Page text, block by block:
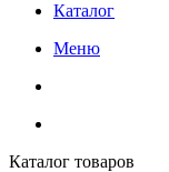
Каталог
Меню
Каталог товаров